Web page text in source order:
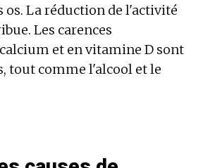
os. La réduction de l'activité
Les carences
et en vitamine D sont
tout comme l'alcool et le